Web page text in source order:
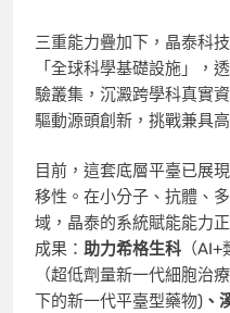
三重能力疊加下，晶泰科
「全球科學基礎設施」，
驗叢集，沉澱跨學科真實
驅動源頭創新，挑戰兼具
目前，這套底層平臺已展
移性。在小分子、抗體、
域，晶泰的系統賦能能力
成果： 助力希格生科 （
（超低劑量新一代細胞治療
下的新一代平臺型藥物) 、